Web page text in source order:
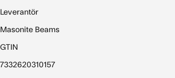
Leverantör
Masonite Beams
GTIN
7332620310157